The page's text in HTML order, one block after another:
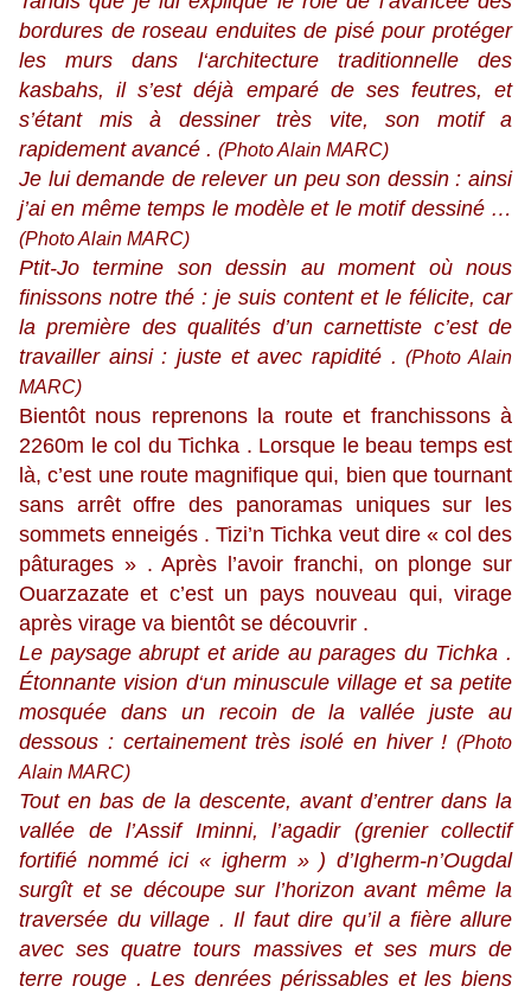
bordures de roseau enduites de pisé pour protéger
les murs dans l‘architecture traditionnelle des
kasbahs, il s’est déjà emparé de ses feutres, et
s’étant mis à dessiner très vite, son motif a
rapidement avancé . (Photo Alain MARC)
Je lui demande de relever un peu son dessin : ainsi
j’ai en même temps le modèle et le motif dessiné …
(Photo Alain MARC)
Ptit-Jo termine son dessin au moment où nous
finissons notre thé : je suis content et le félicite, car
la première des qualités d’un carnettiste c’est de
travailler ainsi : juste et avec rapidité .(Photo Alain
MARC)
Bientôt nous reprenons la route et franchissons à
2260m le col du Tichka . Lorsque le beau temps est
là, c’est une route magnifique qui, bien que tournant
sans arrêt offre des panoramas uniques sur les
sommets enneigés . Tizi’n Tichka veut dire « col des
pâturages » . Après l’avoir franchi, on plonge sur
Ouarzazate et c’est un pays nouveau qui, virage
après virage va bientôt se découvrir .
Le paysage abrupt et aride au parages du Tichka .
Étonnante vision d‘un minuscule village et sa petite
mosquée dans un recoin de la vallée juste au
dessous : certainement très isolé en hiver ! (Photo
Alain MARC)
Tout en bas de la descente, avant d’entrer dans la
vallée de l’Assif Iminni, l’agadir (grenier collectif
fortifié nommé ici « igherm » ) d’Igherm-n’Ougdal
surgît et se découpe sur l’horizon avant même la
traversée du village . Il faut dire qu’il a fière allure
avec ses quatre tours massives et ses murs de
terre rouge . Les denrées périssables et les biens